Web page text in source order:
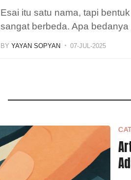
Esai itu satu nama, tapi
sangat berbeda. Apa
BY YAYAN SOPYAN 07-JUL-2025